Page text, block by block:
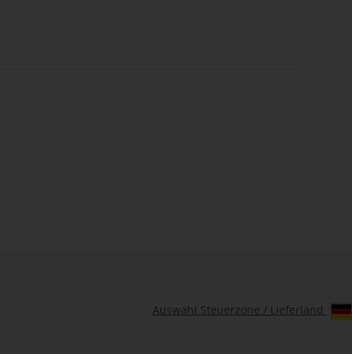
Auswahl Steuerzone / Lieferland